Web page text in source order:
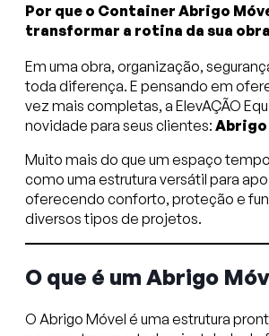
Por que o Container Abrigo
transformar a rotina da sua
Em uma obra, organização,
toda diferença. E pensando em
vez mais completas, a ElevAÇÃO
novidade para seus clientes: Abrigo
Muito mais do que um espaço
como uma estrutura versátil para
oferecendo conforto, proteção e
diversos tipos de projetos.
O que é um Abrigo
O Abrigo Móvel é uma estrutura